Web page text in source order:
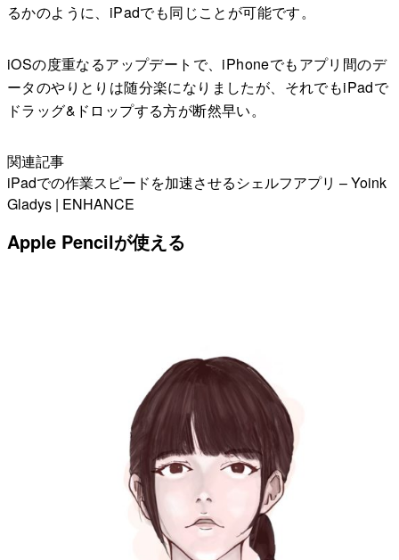
るかのように、iPadでも同じことが可能です。
iOSの度重なるアップデートで、iPhoneでもアプリ間のデ
ータのやりとりは随分楽になりましたが、それでもiPadで
ドラッグ&ドロップする方が断然早い。
関連記事
iPadでの作業スピードを加速させるシェルフアプリ – Yoink
Gladys | ENHANCE
Apple Pencilが使える